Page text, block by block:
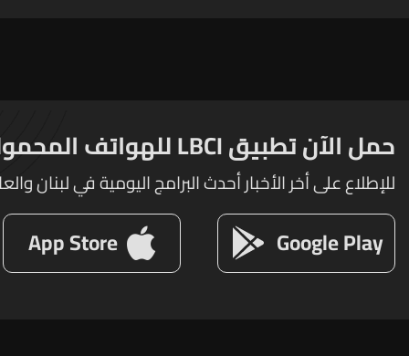
حمل الآن تطبيق LBCI للهواتف المحمولة
للإطلاع على أخر الأخبار أحدث البرامج اليومية في لبنان
Google Play
App Store